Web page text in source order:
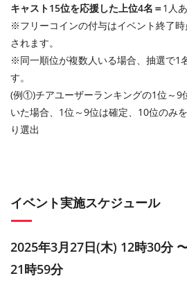
キャスト15位を応援した上位4名＝1人
※フリーコインの付与はイベント終了
されます。
※同一順位が複数人いる場合、抽選で1
す。
(例①)チアユーザーランキングの1位～9
いた場合、1位～9位は確定、10位のみ
り選出
イベント実施スケジュール
2025年3月27日(木) 12時30分
21時59分